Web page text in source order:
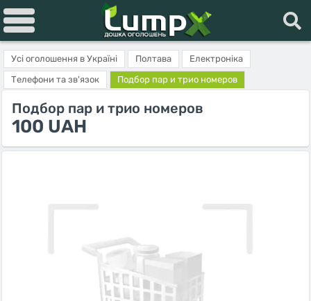
Усі оголошення в Україні Полтава
Електроніка
Телефони та зв'язок
Подбор пар и трио номеров
Подбор пар и трио номеров
100 UAH